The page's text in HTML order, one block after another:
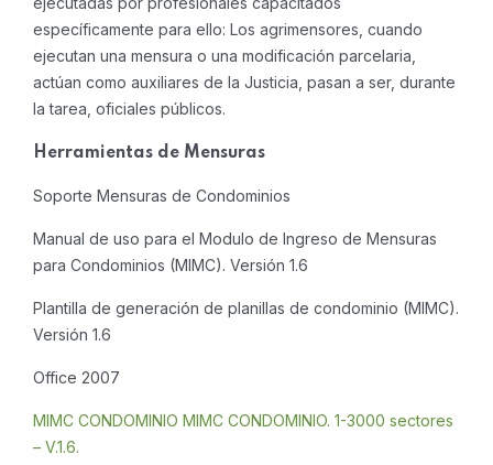
específicamente para ello: Los agrimensores, cuando
ejecutan una mensura o una modificación parcelaria,
actúan como auxiliares de la Justicia, pasan a ser, durante
la tarea, oficiales públicos.
Herramientas de Mensuras
Soporte Mensuras de Condominios
Manual de uso para el Modulo de Ingreso de Mensuras
para Condominios (MIMC). Versión 1.6
Plantilla de generación de planillas de condominio (MIMC).
Versión 1.6
Office 2007
MIMC CONDOMINIO MIMC CONDOMINIO. 1-3000 sectores
– V.1.6.